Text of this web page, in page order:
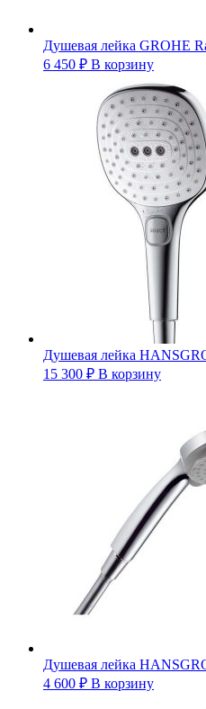
Душевая лейка GROHE
6 450 ₽ В корзину
Душевая лейка
15 300 ₽ В корзину
Душевая лейка
4 600 ₽ В корзину